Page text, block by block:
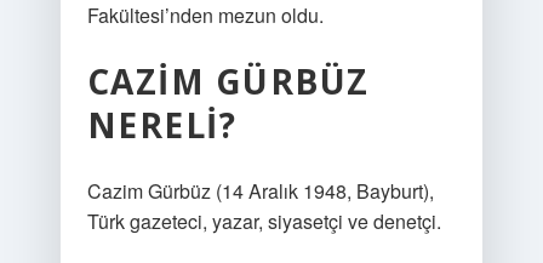
Fakültesi’nden mezun oldu.
CAZIM GÜRBÜZ
NERELI?
Cazim Gürbüz (14 Aralık 1948, Bayburt),
Türk gazeteci, yazar, siyasetçi ve denetçi.